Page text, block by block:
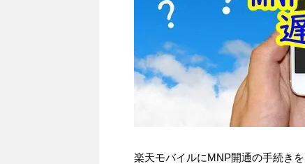
楽天モバイルにMNP開通の手続き